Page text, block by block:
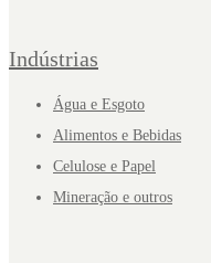
Indústrias
Água e Esgoto
Alimentos e Bebidas
Celulose e Papel
Mineração e outros